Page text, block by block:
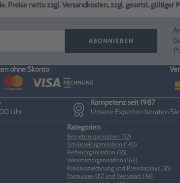
Preise netto zzgl. Versandkosten, zzgl. gesetzl. gültiger
ABONNIEREN
ohne Skonto
Uhr
Kompetenz seit 1987
Unsere Experten beraten Sie
Kategorien
Betriebsorganisation (52)
Schlüsselorganisation (140)
Reifenorganisation (35)
Werkstattorganisation (166)
Preisauszeichnung und Preisdisplays (35)
Formulare KFZ und Werkstatt (34)